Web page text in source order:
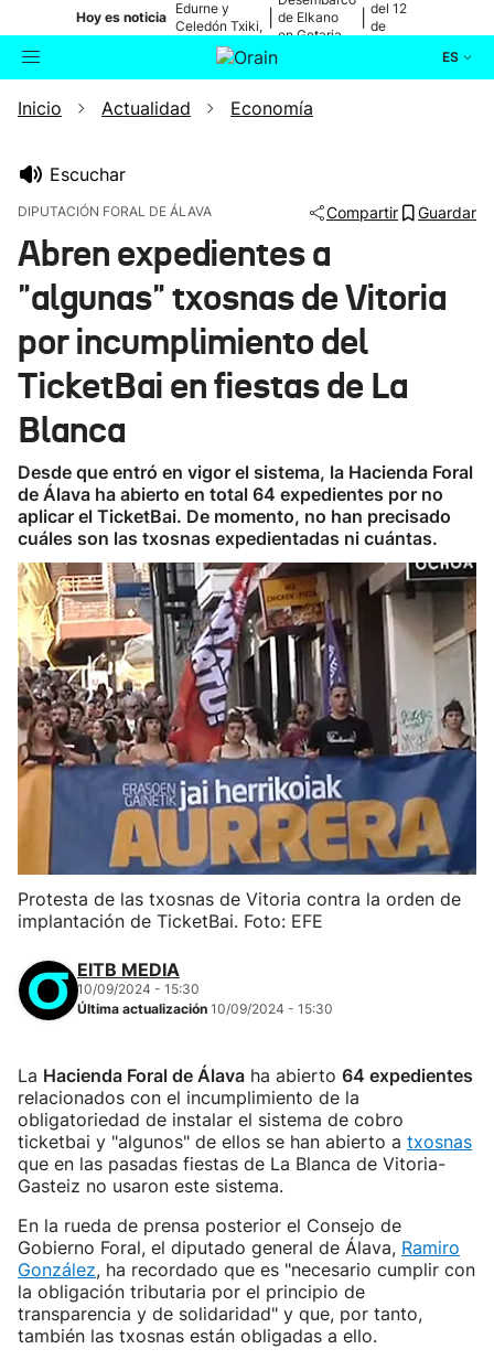
Hoy es noticia
Edurne y
Celedón Txiki,
en directo
de Elkano
en Getaria
del 12
de
ES
Buscador Actualidad
Ikusmiran
Eguraldia
Inicio Actualidad Economía
Escuchar
DIPUTACIÓN FORAL DE ÁLAVA Compartir Guardar
Abren expedientes a
"algunas" txosnas de Vitoria
por incumplimiento del
TicketBai en fiestas de La
Blanca
Desde que entró en vigor el sistema, la Hacienda Foral
de Álava ha abierto en total 64 expedientes por no
aplicar el TicketBai. De momento, no han precisado
cuáles son las txosnas expedientadas ni cuántas.
Protesta de las txosnas de Vitoria contra la orden de
implantación de TicketBai. Foto: EFE
EITB MEDIA
10/09/2024 - 15:30
Última actualización 10/09/2024 - 15:30
La Hacienda Foral de Álava ha abierto 64 expedientes
relacionados con el incumplimiento de la
obligatoriedad de instalar el sistema de cobro
ticketbai y "algunos" de ellos se han abierto a txosnas
que en las pasadas fiestas de La Blanca de Vitoria-
Gasteiz no usaron este sistema.
En la rueda de prensa posterior el Consejo de
Gobierno Foral, el diputado general de Álava, Ramiro
González, ha recordado que es "necesario cumplir con
la obligación tributaria por el principio de
transparencia y de solidaridad" y que, por tanto,
también las txosnas están obligadas a ello.